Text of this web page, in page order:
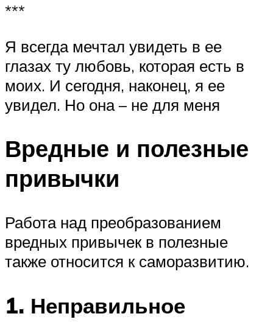
***
Я всегда мечтал увидеть в ее
глазах ту любовь, которая есть в
моих. И сегодня, наконец, я ее
увидел. Но она – не для меня
Вредные и полезные
привычки
Работа над преобразованием
вредных привычек в полезные
также относится к саморазвитию.
1. Неправильное